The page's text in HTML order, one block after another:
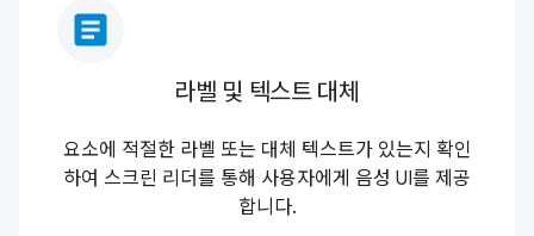
article
라벨 및 텍스트 대체
요소에 적절한 라벨 또는 대체 텍스트가 있는지 확인
하여 스크린 리더를 통해 사용자에게 음성 UI를 제공
합니다.